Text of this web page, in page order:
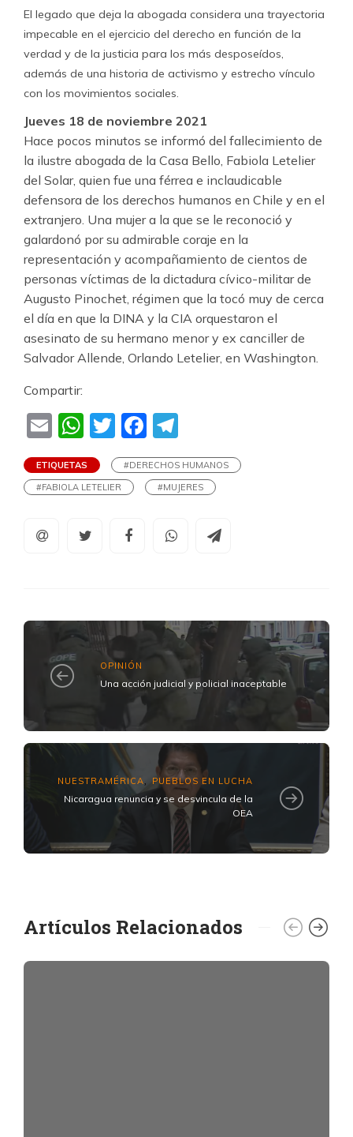
El legado que deja la abogada considera una trayectoria
impecable en el ejercicio del derecho en función de la
verdad y de la justicia para los más desposeídos,
además de una historia de activismo y estrecho vínculo
con los movimientos sociales.
Jueves 18 de noviembre 2021
Hace pocos minutos se informó del fallecimiento de
la ilustre abogada de la Casa Bello, Fabiola Letelier
del Solar, quien fue una férrea e inclaudicable
defensora de los derechos humanos en Chile y en el
extranjero. Una mujer a la que se le reconoció y
galardonó por su admirable coraje en la
representación y acompañamiento de cientos de
personas víctimas de la dictadura cívico-militar de
Augusto Pinochet, régimen que la tocó muy de cerca
el día en que la DINA y la CIA orquestaron el
asesinato de su hermano menor y ex canciller de
Salvador Allende, Orlando Letelier, en Washington.
Compartir:
EmailWhatsApp
TwitterFacebook
ETIQUETAS
#DERECHOS HUMANOS
#FABIOLA LETELIER
#MUJERES
OPINIÓN
Una acción judicial y policial inaceptable
NUESTRAMÉRICA PUEBLOS EN LUCHA
Nicaragua renuncia y se desvincula de la
OEA
Artículos Relacionados